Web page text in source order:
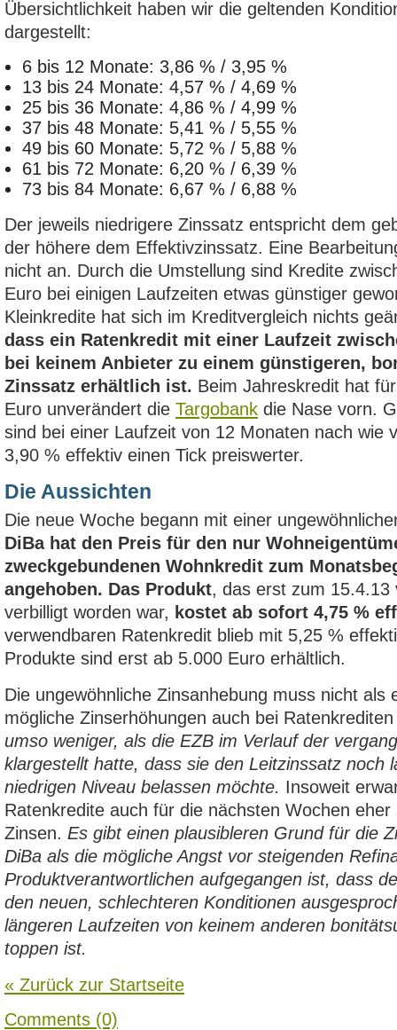
Übersichtlichkeit haben wir die geltenden
dargestellt:
6 bis 12 Monate: 3,86 % / 3,95 %
13 bis 24 Monate: 4,57 % / 4,69 %
25 bis 36 Monate: 4,86 % / 4,99 %
37 bis 48 Monate: 5,41 % / 5,55 %
49 bis 60 Monate: 5,72 % / 5,88 %
61 bis 72 Monate: 6,20 % / 6,39 %
73 bis 84 Monate: 6,67 % / 6,88 %
Der jeweils niedrigere Zinssatz entspricht dem
der höhere dem Effektivzinssatz. Eine
nicht an. Durch die Umstellung sind Kredite
Euro bei einigen Laufzeiten etwas günstiger
Kleinkredite hat sich im Kreditvergleich nichts
dass ein Ratenkredit mit einer Laufzeit
bei keinem Anbieter zu einem günstigeren,
Zinssatz erhältlich ist. Beim Jahreskredit hat
Euro unverändert die Targobank die Nase vorn.
sind bei einer Laufzeit von 12 Monaten nach wie
3,90 % effektiv einen Tick preiswerter.
Die Aussichten
Die neue Woche begann mit einer
DiBa hat den Preis für den nur
zweckgebundenen Wohnkredit zum
angehoben. Das Produkt, das erst zum
verbilligt worden war, kostet ab sofort 4,75 %
verwendbaren Ratenkredit blieb mit 5,25 %
Produkte sind erst ab 5.000 Euro erhältlich.
Die ungewöhnliche Zinsanhebung muss nicht als
mögliche Zinserhöhungen auch bei
umso weniger, als die EZB im Verlauf der
klargestellt hatte, dass sie den Leitzinssatz noch
niedrigen Niveau belassen möchte. Insoweit
Ratenkredite auch für die nächsten Wochen
Zinsen. Es gibt einen plausibleren Grund für die
DiBa als die mögliche Angst vor steigenden
Produktverantwortlichen aufgegangen ist, dass
den neuen, schlechteren Konditionen
längeren Laufzeiten von keinem anderen
toppen ist.
« Zurück zur Startseite
Comments (0)